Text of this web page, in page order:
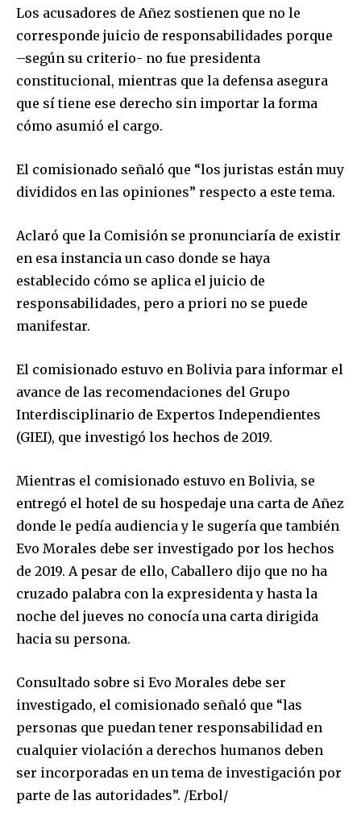
Join our community of
SUBSCRIBERS and be part of the
conversation.
or click the subscribe button below. Don't worry, we respect
your privacy and won't spam your inbox. Your information is
safe with us.
SUBSCRIBE
Los acusadores de Añez sostienen que no le
corresponde juicio de responsabilidades porque
–según su criterio- no fue presidenta
constitucional, mientras que la defensa asegura
que sí tiene ese derecho sin importar la forma
cómo asumió el cargo.
El comisionado señaló que “los juristas están muy
divididos en las opiniones” respecto a este tema.
Aclaró que la Comisión se pronunciaría de existir
en esa instancia un caso donde se haya
establecido cómo se aplica el juicio de
responsabilidades, pero a priori no se puede
manifestar.
El comisionado estuvo en Bolivia para informar el
avance de las recomendaciones del Grupo
Interdisciplinario de Expertos Independientes
(GIEI), que investigó los hechos de 2019.
Mientras el comisionado estuvo en Bolivia, se
entregó el hotel de su hospedaje una carta de Añez
donde le pedía audiencia y le sugería que también
Evo Morales debe ser investigado por los hechos
de 2019. A pesar de ello, Caballero dijo que no ha
cruzado palabra con la expresidenta y hasta la
noche del jueves no conocía una carta dirigida
hacia su persona.
Consultado sobre si Evo Morales debe ser
investigado, el comisionado señaló que “las
personas que puedan tener responsabilidad en
cualquier violación a derechos humanos deben
ser incorporadas en un tema de investigación por
parte de las autoridades”. /Erbol/